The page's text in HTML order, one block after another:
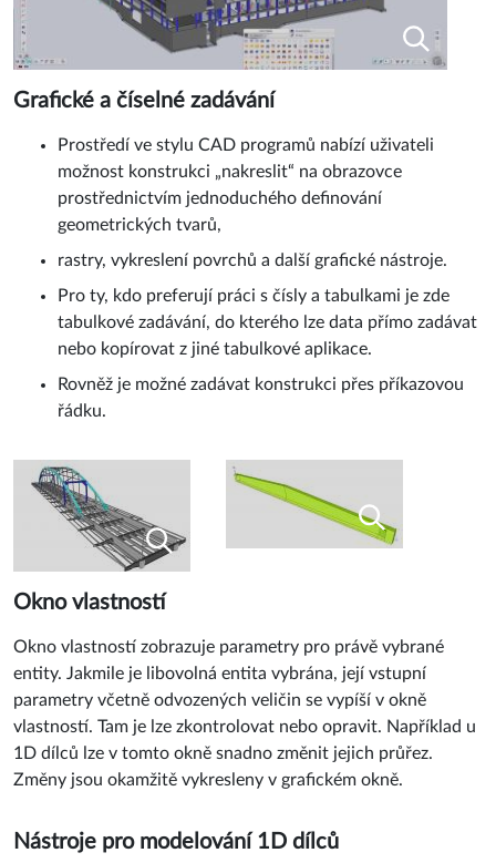
Grafické a číselné zadávání
Prostředí ve stylu CAD programů nabízí uživateli
možnost konstrukci „nakreslit“ na obrazovce
prostřednictvím jednoduchého definování
geometrických tvarů,
rastry, vykreslení povrchů a další grafické nástroje.
Pro ty, kdo preferují práci s čísly a tabulkami je zde
tabulkové zadávání, do kterého lze data přímo zadávat
nebo kopírovat z jiné tabulkové aplikace.
Rovněž je možné zadávat konstrukci přes příkazovou
řádku.
Okno vlastností
Okno vlastností zobrazuje parametry pro právě vybrané
entity. Jakmile je libovolná entita vybrána, její vstupní
parametry včetně odvozených veličin se vypíší v okně
vlastností. Tam je lze zkontrolovat nebo opravit. Například u
1D dílců lze v tomto okně snadno změnit jejich průřez.
Změny jsou okamžitě vykresleny v grafickém okně.
Nástroje pro modelování 1D dílců